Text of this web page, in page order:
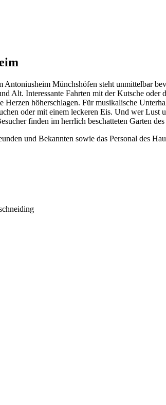
Antoniusheim Münchshöfen steht unmittelbar
Alt. Interessante Fahrten mit der Kutsche
Herzen höherschlagen. Für musikalische
oder mit einem leckeren Eis. Und wer Lust
finden im herrlich beschatteten Garten
und Bekannten sowie das Personal des